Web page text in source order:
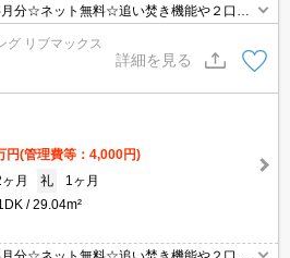
分☆ネット無料☆追い焚き機能や２口シ
備充実してます☆モニター付きオートロ
にスーパーやコンビニがあり住環境良好
あり☆彡
グ リブマックス
詳細を見る
円(管理費等：4,000円)
月 礼
1ヶ月
29.04m²